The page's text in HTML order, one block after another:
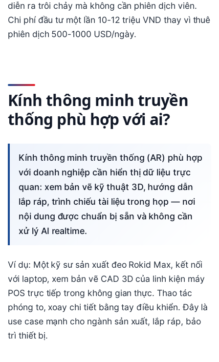
diễn ra trôi chảy mà không cần phiên dịch viên.
Chi phí đầu tư một lần 10-12 triệu VND thay vì thuê
phiên dịch 500-1000 USD/ngày.
Kính thông minh truyền
thống phù hợp với ai?
Kính thông minh truyền thống (AR) phù hợp
với doanh nghiệp cần hiển thị dữ liệu trực
quan: xem bản vẽ kỹ thuật 3D, hướng dẫn
lắp ráp, trình chiếu tài liệu trong họp — nơi
nội dung được chuẩn bị sẵn và không cần
xử lý AI realtime.
Ví dụ: Một kỹ sư sản xuất đeo Rokid Max, kết nối
với laptop, xem bản vẽ CAD 3D của linh kiện máy
POS trực tiếp trong không gian thực. Thao tác
phóng to, xoay chi tiết bằng tay điều khiển. Đây là
use case mạnh cho ngành sản xuất, lắp ráp, bảo
trì thiết bị.